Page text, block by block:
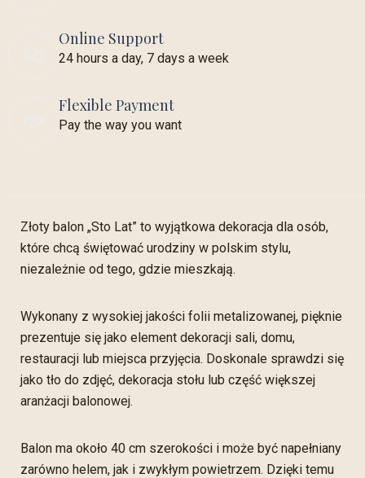
Online Support
24 hours a day, 7 days a week
Flexible Payment
Pay the way you want
Złoty balon „Sto Lat” to wyjątkowa dekoracja dla osób,
które chcą świętować urodziny w polskim stylu,
niezależnie od tego, gdzie mieszkają.
Wykonany z wysokiej jakości folii metalizowanej, pięknie
prezentuje się jako element dekoracji sali, domu,
restauracji lub miejsca przyjęcia. Doskonale sprawdzi się
jako tło do zdjęć, dekoracja stołu lub część większej
aranżacji balonowej.
Balon ma około 40 cm szerokości i może być napełniany
zarówno helem, jak i zwykłym powietrzem. Dzięki temu